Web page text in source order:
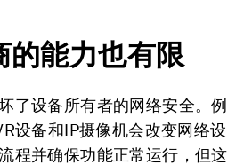
的能力也有限
了设备所有者的网络安全。例
设备和IP摄像机会改变网络设
程并确保功能正常运行，但这